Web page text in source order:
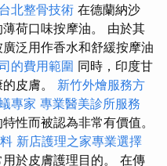
台北整骨技術 在德蘭納沙
荷口味按摩油。 由於其
泛用作香水和舒緩按摩油
的費用範圍 同時，印度甘
皮膚。 新竹外燴服務方
專家 專業醫美診所服務
性而被認為非常有價值。
新店護理之家專業選擇
於皮膚護理目的。 在傳